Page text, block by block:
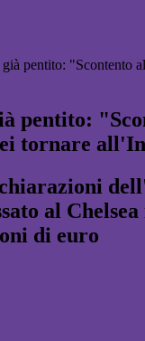
pentito: "Scontento
pentito:
tornare
al Chelsea
di euro